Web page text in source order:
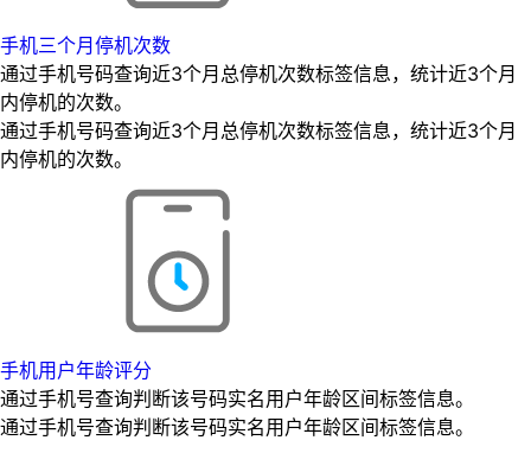
手机三个月停机次数
通过手机号码查询近3个月总停机次数标签信息，统计近3个月
内停机的次数。
通过手机号码查询近3个月总停机次数标签信息，统计近3个月
内停机的次数。
手机用户年龄评分
通过手机号查询判断该号码实名用户年龄区间标签信息。
通过手机号查询判断该号码实名用户年龄区间标签信息。